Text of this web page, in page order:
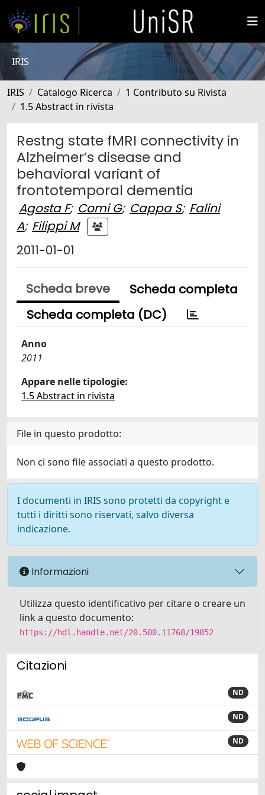
IRIS
IRIS Catalogo Ricerca
1 Contributo su Rivista
1.5 Abstract in rivista
Restng state fMRI connectivity in
Alzheimer’s disease and
behavioral variant of
frontotemporal dementia
Agosta F; Comi G; Cappa S; Falini
A; Filippi M
2011-01-01
Scheda breve
Scheda completa
Scheda completa (DC)
Anno
2011
Appare nelle tipologie:
1.5 Abstract in rivista
File in questo prodotto:
Non ci sono file associati a questo prodotto.
I documenti in IRIS sono protetti da copyright e
tutti i diritti sono riservati, salvo diversa
indicazione.
Informazioni
Utilizza questo identificativo per citare o creare un
link a questo documento:
https://hdl.handle.net/20.500.11768/19852
Citazioni
ND
ND
ND